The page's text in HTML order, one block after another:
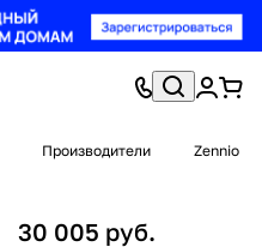
Производители Zennio
30 005 руб.